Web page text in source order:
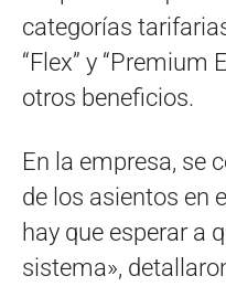
categorías
“Flex” y “Premium
otros beneficios.
En la empresa, se
de los asientos en
hay que esperar a
sistema»,